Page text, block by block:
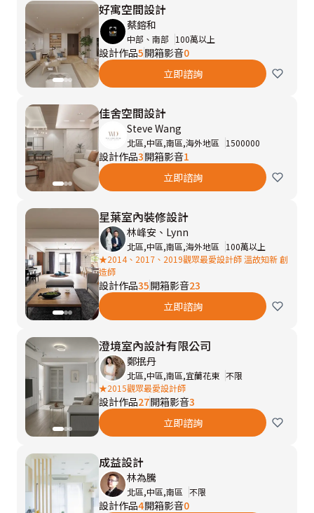
好寓空間設計
蔡鎔和
中部、南部 100萬以上
設計作品5開箱影音0
立即諮詢
佳舍空間設計
Steve Wang
北區,中區,南區,海外地區 1500000
設計作品3開箱影音1
立即諮詢
星葉室內裝修設計
林峰安、Lynn
北區,中區,南區,海外地區
100萬以上
★2014、2017、2019觀眾最愛設計師 溫故知新 創
造師
設計作品35開箱影音23
立即諮詢
澄境室內設計有限公司
鄭抿丹
北區,中區,南區,宜蘭花東 不限
★2015觀眾最愛設計師
設計作品27開箱影音3
立即諮詢
成益設計
林為騰
北區,中區,南區 不限
設計作品4開箱影音0